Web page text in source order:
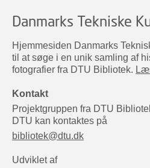
Danmarks Tekniske
Hjemmesiden Danmarks
til at søge i en unik samling af
fotografier fra DTU Bibliotek.
Kontakt
Projektgruppen fra DTU
DTU kan kontaktes på
bibliotek@dtu.dk
Udviklet af